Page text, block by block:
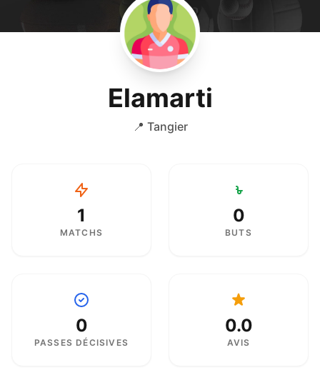
Elamarti
📍 Tangier
1
MATCHS
0
BUTS
0
PASSES DÉCISIVES
0.0
AVIS